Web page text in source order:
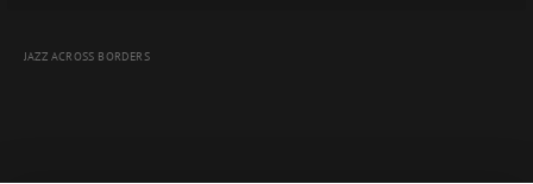
JAZZ ACROSS BORDERS